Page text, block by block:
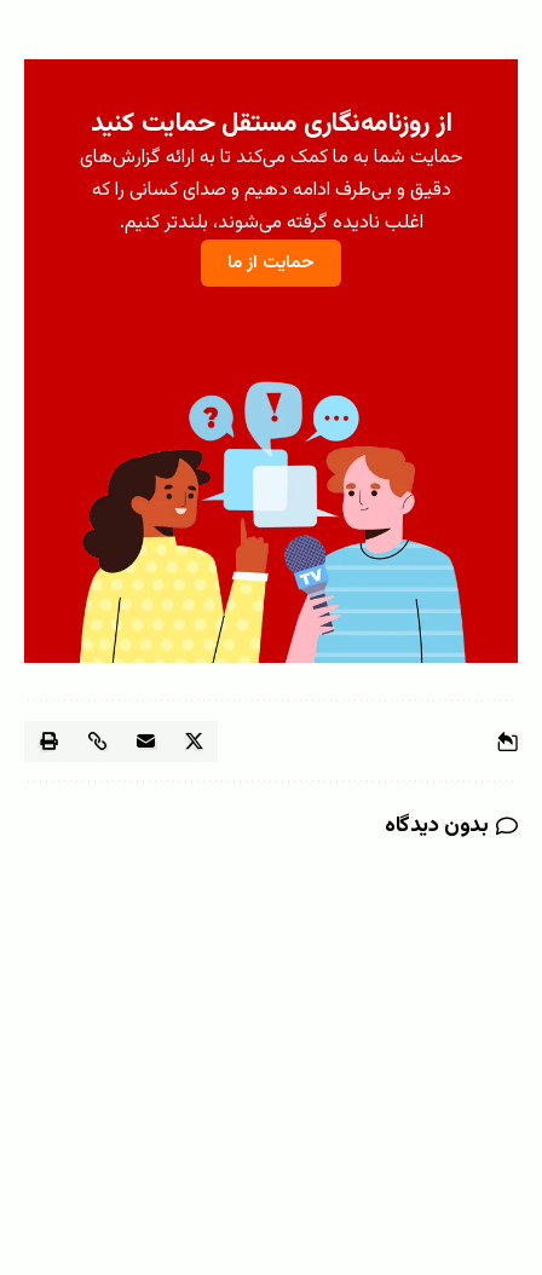
از روزنامه‌نگاری مستقل حمایت کنید
حمایت شما به ما کمک می‌کند تا به ارائه گزارش‌های
دقیق و بی‌طرف ادامه دهیم و صدای کسانی را که
اغلب نادیده گرفته می‌شوند، بلندتر کنیم.
حمایت از ما
بدون دیدگاه